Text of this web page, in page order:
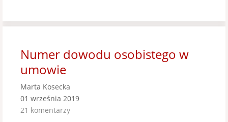
Numer dowodu osobistego w
umowie
Marta Kosecka
01 września 2019
21 komentarzy